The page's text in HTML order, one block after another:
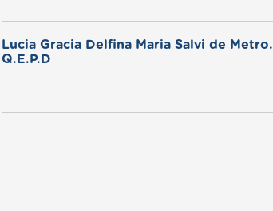
Lucia Gracia Delfina Maria Salvi de Metro.
Q.E.P.D